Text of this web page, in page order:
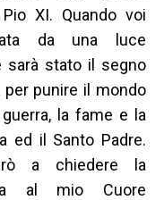
XI. Quando voi
da una luce
sarà stato il segno
per punire il mondo
la fame e la
ed il Santo Padre.
a chiedere la
al mio Cuore